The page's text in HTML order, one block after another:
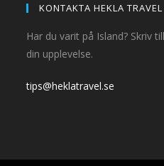
KONTAKTA HEKLA TRAVEL
Har du varit på Island? Skriv
din upplevelse.
tips@heklatravel.se